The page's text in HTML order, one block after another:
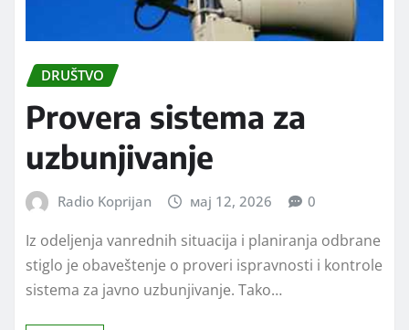
DRUŠTVO
Provera sistema za
uzbunjivanje
Radio Koprijan мај 12, 2026 0
Iz odeljenja vanrednih situacija i planiranja odbrane
stiglo je obaveštenje o proveri ispravnosti i kontrole
sistema za javno uzbunjivanje. Tako…